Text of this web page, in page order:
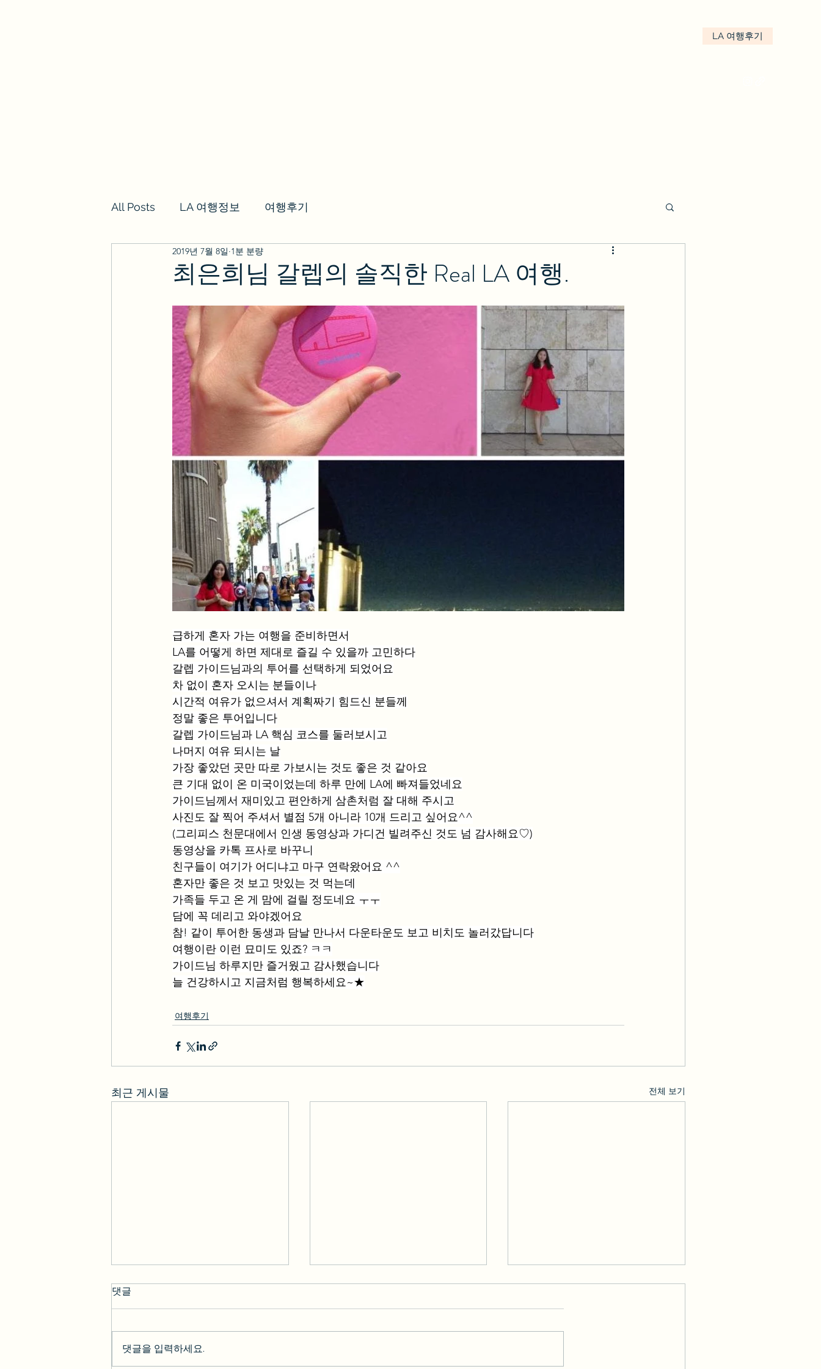
LA 여행후기
All Posts LA 여행정보 여행후기
최은희님 갈렙의 솔직한 Real LA 여행.
2019년 7월 8일 1분 분량
급하게 혼자 가는 여행을 준비하면서
LA를 어떻게 하면 제대로 즐길 수 있을까 고민하다
갈렙 가이드님과의 투어를 선택하게 되었어요
차 없이 혼자 오시는 분들이나
시간적 여유가 없으셔서 계획짜기 힘드신 분들께
정말 좋은 투어입니다
갈렙 가이드님과 LA 핵심 코스를 둘러보시고
나머지 여유 되시는 날
가장 좋았던 곳만 따로 가보시는 것도 좋은 것 같아요
큰 기대 없이 온 미국이었는데 하루 만에 LA에 빠져들었네요
가이드님께서 재미있고 편안하게 삼촌처럼 잘 대해 주시고
사진도 잘 찍어 주셔서 별점 5개 아니라 10개 드리고 싶어요^^
(그리피스 천문대에서 인생 동영상과 가디건 빌려주신 것도 넘 감사해요♡)
동영상을 카톡 프사로 바꾸니
친구들이 여기가 어디냐고 마구 연락왔어요 ^^
혼자만 좋은 것 보고 맛있는 것 먹는데
가족들 두고 온 게 맘에 걸릴 정도네요 ㅜㅜ
담에 꼭 데리고 와야겠어요
참! 같이 투어한 동생과 담날 만나서 다운타운도 보고 비치도 놀러갔답니다
여행이란 이런 묘미도 있죠? ㅋㅋ
가이드님 하루지만 즐거웠고 감사했습니다
늘 건강하시고 지금처럼 행복하세요~★
여행후기
최근 게시물 전체 보기
댓글
댓글을 입력하세요.